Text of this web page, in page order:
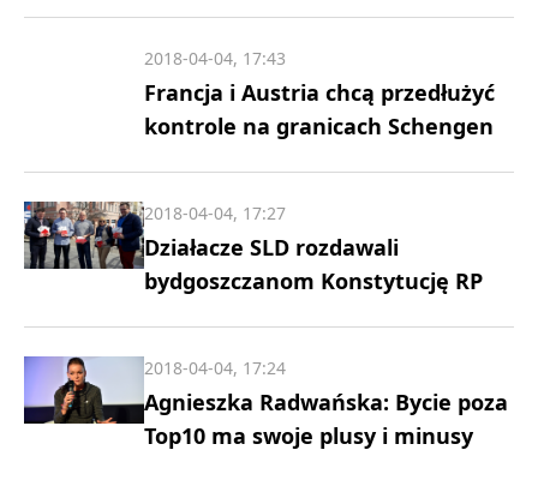
Francja i Austria chcą przedłużyć
kontrole na granicach Schengen
2018-04-04, 17:43
Działacze SLD rozdawali
bydgoszczanom Konstytucję RP
2018-04-04, 17:27
Agnieszka Radwańska: Bycie poza
Top10 ma swoje plusy i minusy
2018-04-04, 17:24